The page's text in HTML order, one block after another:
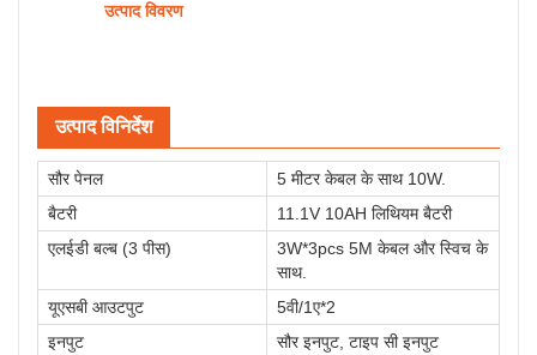
उत्पाद विवरण
उत्पाद विनिर्देश
सौर पेनल
5 मीटर केबल के साथ 10W.
बैटरी
11.1V 10AH लिथियम बैटरी
एलईडी बल्ब (3 पीस)
3W*3pcs 5M केबल और स्विच के
साथ.
यूएसबी आउटपुट
5वी/1ए*2
इनपुट
सौर इनपुट, टाइप सी इनपुट